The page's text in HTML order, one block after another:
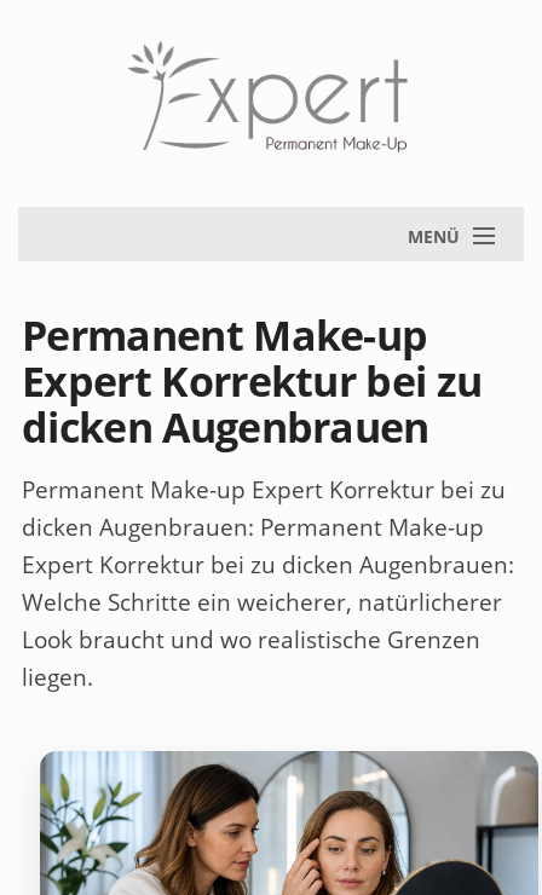
MENÜ
Permanent Make-up
Expert Korrektur bei zu
dicken Augenbrauen
Permanent Make-up Expert Korrektur bei zu
dicken Augenbrauen: Permanent Make-up
Expert Korrektur bei zu dicken Augenbrauen:
Welche Schritte ein weicherer, natürlicherer
Look braucht und wo realistische Grenzen
liegen.